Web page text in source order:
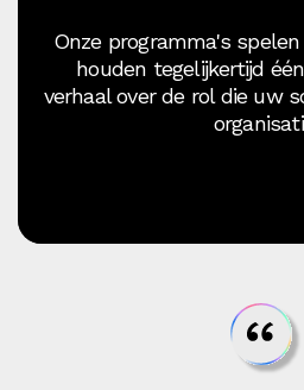
Onze programma's
houden tegelijkertijd
verhaal over de rol die uw